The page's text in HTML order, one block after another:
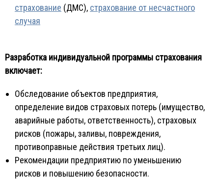
страхование (ДМС), страхование от несчастного
случая
Разработка индивидуальной программы страхования
включает:
Обследование объектов предприятия,
определение видов страховых потерь (имущество,
аварийные работы, ответственность), страховых
рисков (пожары, заливы, повреждения,
противоправные действия третьих лиц).
Рекомендации предприятию по уменьшению
рисков и повышению безопасности.